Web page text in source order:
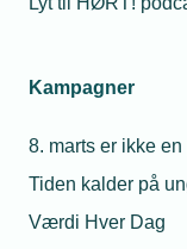
Kampagner
8. marts er ikke en
Tiden kalder på
Værdi Hver Dag